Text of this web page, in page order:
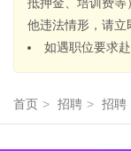
他违法情形，请立
如遇职位要求
首页 > 招聘 > 招聘